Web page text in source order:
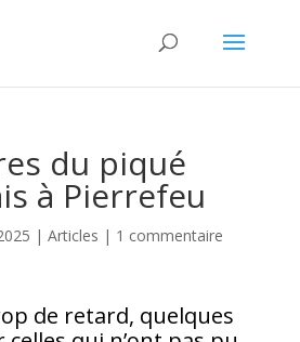
du piqué
à Pierrefeu
| Articles | 1 commentaire
de retard, quelques